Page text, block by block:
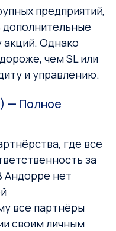
предприятий,
дополнительные
акций. Однако
чем SL или
и управлению.
— Полное
где все
за
Андорре нет
все партнёры
своим личным